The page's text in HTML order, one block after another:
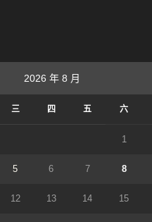
2026 年 8 月
三 四 五 六
1
5 6 7 8
12 13 14 15